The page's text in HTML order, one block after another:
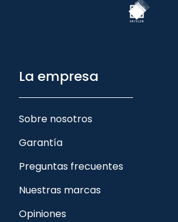
La empresa
Sobre nosotros
Garantía
Preguntas frecuentes
Nuestras marcas
Opiniones